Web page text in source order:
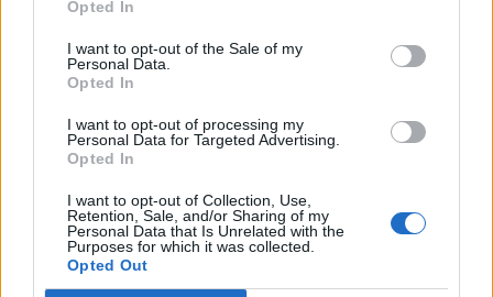
Opted In
I want to opt-out of the Sale of my
Personal Data.
Opted In
I want to opt-out of processing my
Personal Data for Targeted Advertising.
Opted In
I want to opt-out of Collection, Use,
Retention, Sale, and/or Sharing of my
Personal Data that Is Unrelated with the
Purposes for which it was collected.
Opted Out
ha a terv a gyors gazdagodás, akkor ez nem az a vonat, ha a terv
a vagyon védelme, és a profit az osztalékkal az általad elvárt
hidd el lesz ez még 12k, a nem is olyan nagyon távoli jövőben
0
vaczak 2024. 04. 18. 17:11
Ma pedig nem lehetett ráfogni a külső környezetre (sőt a kizöldült